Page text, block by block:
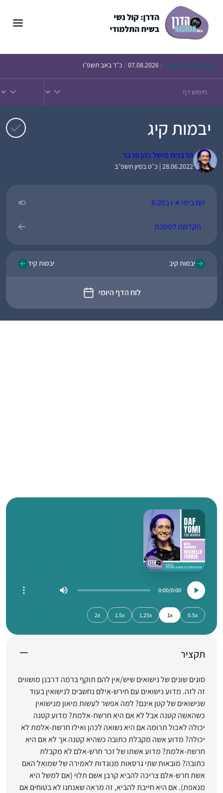
הדף היומי – חולין צט /
07.08.2026
/ כ״ד באב תשפ״ו
יבמות קיג
הרבנית מישל כהן פרבר
28.06.2022 | כ״ט בסיון תשפ״ב
זום בימי א-ו ב6:20
הקדמה למסכת
יבמות קיב
לוח הדף היומי
יבמות קיד
0:00
0:00
0.5x
1x
1.25x
1.5x
2x
תקציר
סוגים שונים של נישואים שיש/אין להם תוקף ברמה דרבנן מושווים
זה לזה. מדוע נישואים עם חירש-אילם נחשבים לנישואין בעוד
שנישואים של קטן אינם? למה אפשר לעשות מיאון מנישואין
כשהאשה קטנה אבל לא אם היא חרשת-אלמת? מדוע קטנה
יכולה לאכול תרומה אם היא נשואה לכהן ואילו חרשת-אלמת לא
יכולה? מדוע אשה מקבלת כתובה כשהיא קטנה אך לא אם היא
חרשת-אלמת? מדוע אשתו של זכר חרש-אלם לא מקבלת
כתובה? מובאות שתי גרסאות מנוגדות לאמירה של שמואל האם
אשת חרש-אלם צריכה להביא קרבן אשם תלוי (אם למשל היא
מנאפת). אם היא חייבת להביא, זה מראה שאנחנו לא בטוחים אם